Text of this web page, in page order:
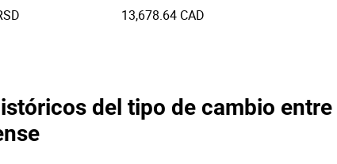
13,678.64 CAD
del tipo de cambio